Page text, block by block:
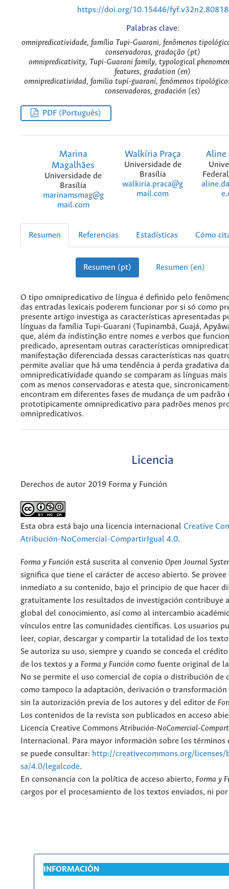
https://doi.org/10.15446/fyf.v32n2.80818
Palabras clave:
omnipredicatividade, família Tupi-Guarani, fenômenos
conservadoras, gradação (pt)
omnipredicativity, Tupi-Guarani family, typological
features, gradation (en)
omnipredicatividad, familia tupí-guaraní, fenómenos
conservadoras, gradación (es)
PDF (Português)
Marina
Magalhães
Universidade de
Brasília
marinamsmag@g
mail.com
Walkíria Praça
Universidade de
Brasília
walkiria.praca@g
mail.com
Aline
Resumen Referencias Estadísticas Cómo
Resumen (pt) Resumen (en)
O tipo omnipredicativo de língua é definido pelo
das entradas lexicais poderem funcionar por si só como
presente artigo investiga as características apresentadas
línguas da família Tupi-Guarani (Tupinambá, Guajá,
que, além da indistinção entre nomes e verbos que
predicado, apresentam outras características
manifestação diferenciada dessas características nas
permite avaliar que há uma tendência à perda gradativa da
omnipredicatividade quando se comparam as línguas
com as menos conservadoras e atesta que,
encontram em diferentes fases de mudança de um padrão
prototipicamente omnipredicativo para padrões menos
omnipredicativos.
Licencia
Derechos de autor 2019 Forma y Función
Esta obra está bajo una licencia internacional Creative
Atribución-NoComercial-CompartirIgual 4.0.
Forma y Función está suscrita al convenio Open Journal
significa que tiene el carácter de acceso abierto. Se provee
inmediato a su contenido, bajo el principio de que hacer
gratuitamente los resultados de investigación contribuye
global del conocimiento, así como al intercambio
vínculos entre las comunidades científicas. Los usuarios
leer, copiar, descargar y compartir la totalidad de los
Se autoriza su uso, siempre y cuando se conceda el
de los textos y a Forma y Función como fuente original de
No se permite el uso comercial de copia o distribución de
como tampoco la adaptación, derivación o transformación
sin la autorización previa de los autores y del editor de
Los contenidos de la revista son publicados en acceso
Licencia Creative Commons Atribución-NoComercial-
Internacional. Para mayor información sobre los términos
se puede consultar: http://creativecommons.org/licenses/
sa/4.0/legalcode.
En consonancia con la política de acceso abierto, Forma y
cargos por el procesamiento de los textos enviados, ni
INFORMACIÓN